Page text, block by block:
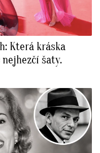
Která kráska
šaty.